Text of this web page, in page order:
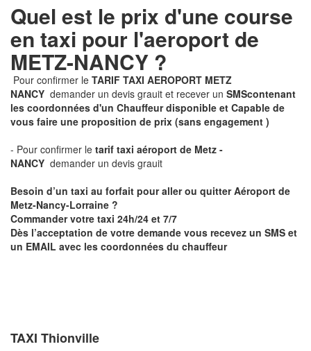
Quel est le prix d'une course
en taxi pour l'aeroport de
METZ-NANCY ?
Pour confirmer le TARIF TAXI AEROPORT METZ
NANCY demander un devis grauit et recever un SMScontenant
les coordonnées d'un Chauffeur disponible et Capable de
vous faire une proposition de prix (sans engagement )
- Pour confirmer le tarif taxi aéroport de Metz -
NANCY demander un devis grauit
Besoin d’un taxi au forfait pour aller ou quitter Aéroport de
Metz-Nancy-Lorraine ?
Commander votre taxi 24h/24 et 7/7
Dès l’acceptation de votre demande vous recevez un SMS et
un EMAIL avec les coordonnées du chauffeur
TAXI Thionville